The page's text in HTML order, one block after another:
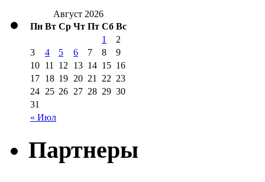
Август 2026
Пн Вт Ср Чт Пт Сб Вс
« Июл
1
2
3
4 5 6 7 8
9
10 11 12 13 14 15 16
17 18 19 20 21 22 23
24 25 26 27 28 29 30
31
Партнеры